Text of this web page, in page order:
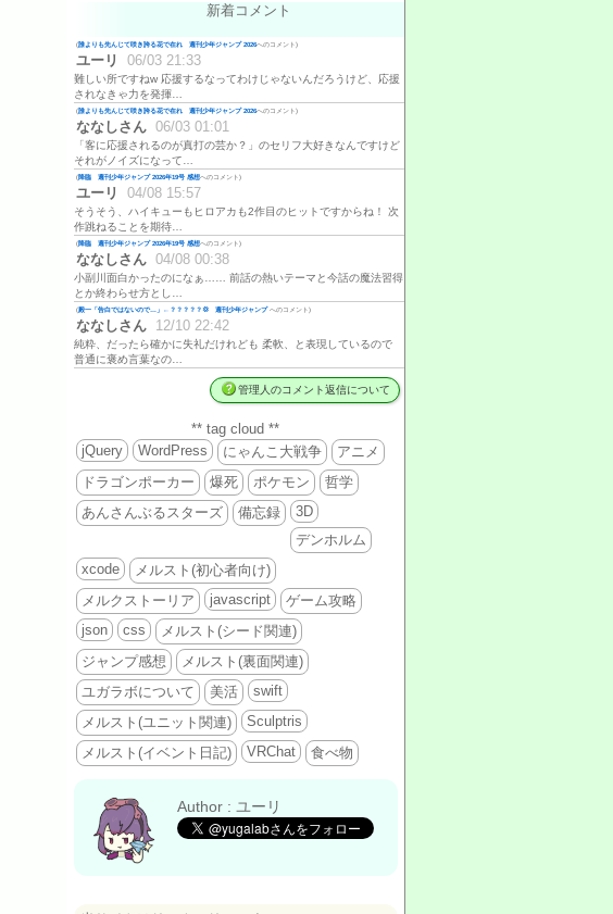
新着コメント
(誰よりも先んじて咲き誇る花で在れ 週刊少年ジャンプ 2026へのコメント)
ユーリ 06/03 21:33
難しい所ですねw 応援するなってわけじゃないんだろうけど、応援
されなきゃ力を発揮…
(誰よりも先んじて咲き誇る花で在れ 週刊少年ジャンプ 2026へのコメント)
ななしさん 06/03 01:01
「客に応援されるのが真打の芸か？」のセリフ大好きなんですけど
それがノイズになって…
(降臨 週刊少年ジャンプ 2026年19号 感想へのコメント)
ユーリ 04/08 15:57
そうそう、ハイキューもヒロアカも2作目のヒットですからね！ 次
作跳ねることを期待…
(降臨 週刊少年ジャンプ 2026年19号 感想へのコメント)
ななしさん 04/08 00:38
小副川面白かったのになぁ…… 前話の熱いテーマと今話の魔法習得
とか終わらせ方とし…
(殿一「告白ではないので…」←？？？？？💢 週刊少年ジャンプへのコメント)
ななしさん 12/10 22:42
純粋、だったら確かに失礼だけれども 柔軟、と表現しているので
普通に褒め言葉なの…
管理人のコメント返信について
** tag cloud **
jQuery
WordPress にゃんこ大戦争
アニメ
ドラゴンポーカー
爆死 ポケモン
哲学
あんさんぶるスターズ
備忘録
3D
デンホルム
xcode
メルスト(初心者向け)
メルクストーリア
javascript
ゲーム攻略
json
css
メルスト(シード関連)
ジャンプ感想
メルスト(裏面関連)
ユガラボについて
美活
swift
メルスト(ユニット関連)
Sculptris
メルスト(イベント日記)
VRChat 食べ物
Author : ユーリ